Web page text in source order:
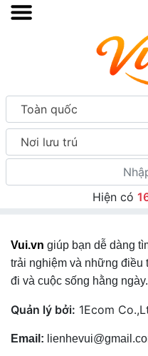
Toàn quốc
Nơi lưu trú
Hiện có
Vui.vn giúp bạn dễ dàng
trải nghiệm và những điều
đi và cuộc sống hằng ngày.
Quản lý bởi: 1Ecom
Email: